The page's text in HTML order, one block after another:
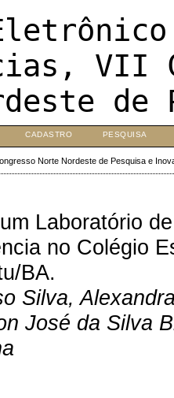
VII
de
CADASTRO PESQUISA
Norte Nordeste de Pesquisa e
Laboratório
no Colégio
BA.
Silva,
José da Silva